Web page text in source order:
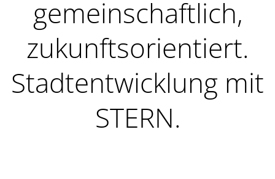
gemeinschaftlich,
zukunftsorientiert.
Stadtentwicklung mit
STERN.